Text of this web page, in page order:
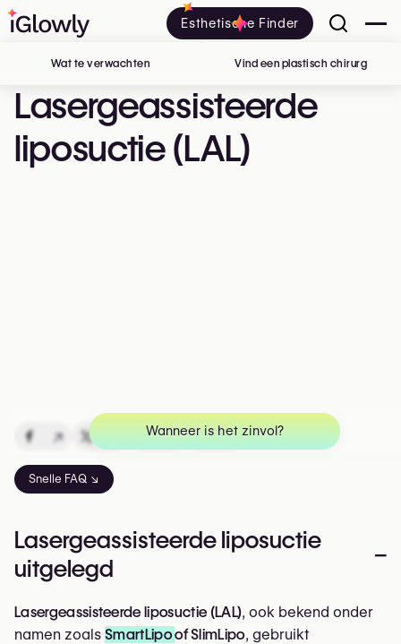
Esthetische Finder
Lasergeassisteerde
liposuctie (LAL)
Wat te verwachten Vind een plastisch chirurg
Snelle FAQ ↘
↗ ↗ ↗ ↗
Lasergeassisteerde liposuctie
uitgelegd
–
Lasergeassisteerde liposuctie (LAL), ook bekend onder
namen zoals SmartLipoof SlimLipo, gebruikt
Wanneer is het zinvol?